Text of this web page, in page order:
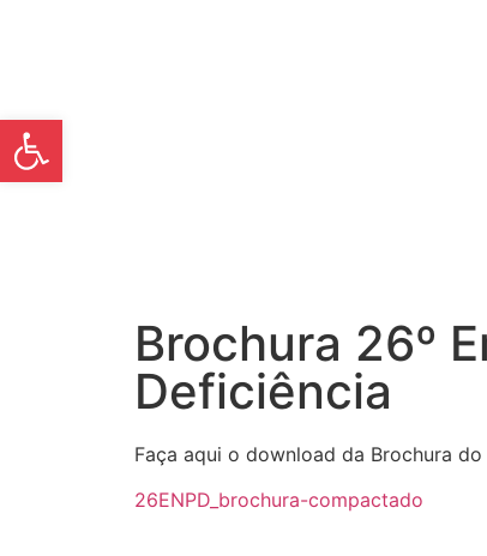
Brochura 26º
Deficiência
Faça aqui o download da Brochura
26ENPD_brochura-compactado
Open toolbar